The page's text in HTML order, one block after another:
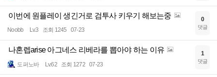
이번에 원플레이 생긴거로 검투사 키우기 해보는중
Noobb Lv.3 조회 1245 07-23
0
댓글
나혼렙arise 아그네스 리베라를 뽑아야 하는 이유
도퍼노바 Lv.62 조회 1272 07-23
1
댓글